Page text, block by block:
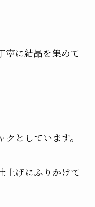
寧に結晶を集めて
としています。
上げにふりかけて